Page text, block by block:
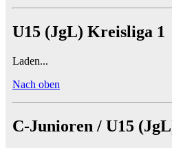
U15 (JgL) Kreisliga 1
Laden...
Nach oben
C-Junioren / U15